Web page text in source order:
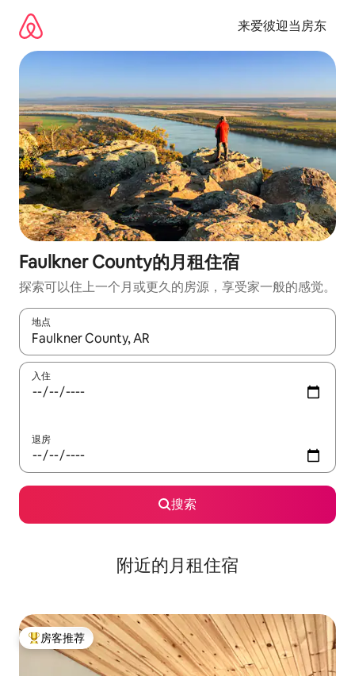
来爱彼迎当房东
Faulkner County的月租住宿
探索可以住上一个月或更久的房源，享受家一般的感觉。
地点
如有搜索结果，请使用上下方向键查看，或通过点击或滑动手势
入住
退房
搜索
附近的月租住宿
热门「房客推荐」
房客推荐